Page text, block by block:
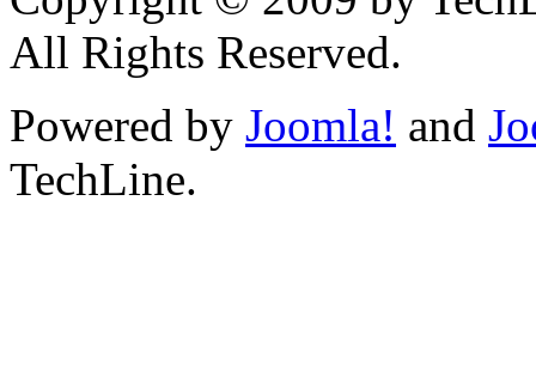
All Rights Reserved.
Powered by Joomla! and
TechLine.